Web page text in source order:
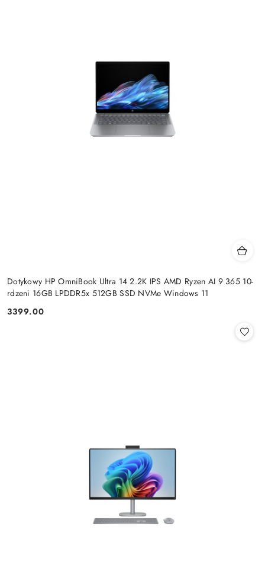
Dotykowy HP OmniBook Ultra 14 2.2K IPS AMD Ryzen AI 9 365 10-
rdzeni 16GB LPDDR5x 512GB SSD NVMe Windows 11
Cena:
3399.00